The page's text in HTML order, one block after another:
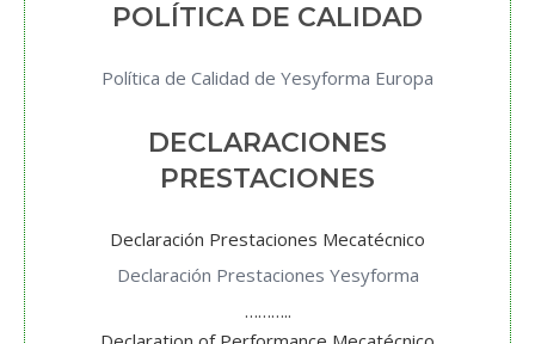
POLÍTICA DE CALIDAD
Política de Calidad de Yesyforma Europa
DECLARACIONES
PRESTACIONES
Declaración Prestaciones Mecatécnico
Declaración Prestaciones Yesyforma
………..